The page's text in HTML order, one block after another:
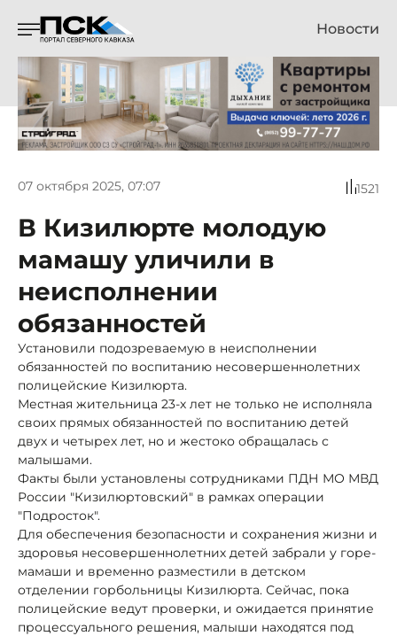
Новости
07 октября 2025, 07:07 1521
В Кизилюрте молодую
мамашу уличили в
неисполнении
обязанностей
Установили подозреваемую в неисполнении
обязанностей по воспитанию несовершеннолетних
полицейские Кизилюрта.
Местная жительница 23-х лет не только не исполняла
своих прямых обязанностей по воспитанию детей
двух и четырех лет, но и жестоко обращалась с
малышами.
Факты были установлены сотрудниками ПДН МО МВД
России "Кизилюртовский" в рамках операции
"Подросток".
Для обеспечения безопасности и сохранения жизни и
здоровья несовершеннолетних детей забрали у горе-
мамаши и временно разместили в детском
отделении горбольницы Кизилюрта. Сейчас, пока
полицейские ведут проверки, и ожидается принятие
процессуального решения, малыши находятся под